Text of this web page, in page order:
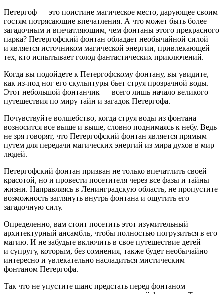
Петергоф — это поистине магическое место, дарующее своим
гостям потрясающие впечатления. А что может быть более
загадочным и впечатляющим, чем фонтаны этого прекрасного
парка? Петергофский фонтан обладает необычайной силой
и является источником магической энергии, привлекающей
тех, кто испытывает голод фантастических приключений.
Когда вы подойдете к Петергофскому фонтану, вы увидите,
как из-под ног его скульптуры бьет струя прозрачной воды.
Этот небольшой фонтанчик — всего лишь начало великого
путешествия по миру тайн и загадок Петергофа.
Почувствуйте волшебство, когда струя воды из фонтана
возносится все выше и выше, словно поднимаясь к небу. Ведь
не зря говорят, что Петергофский фонтан является прямым
путем для передачи магических энергий из мира духов в мир
людей.
Петергофский фонтан призван не только впечатлить своей
красотой, но и провести посетителя через все фазы и тайны
жизни. Направляясь в Ленинградскую область, не пропустите
возможность заглянуть внутрь фонтана и ощутить его
загадочную силу.
Определенно, вам стоит посетить этот изумительный
архитектурный ансамбль, чтобы полностью погрузиться в его
магию. И не забудьте включить в свое путешествие детей
и супругу, которым, без сомнения, также будет необычайно
интересно и увлекательно насладиться мистическим
фонтаном Петергофа.
Так что не упустите шанс предстать перед фонтаном